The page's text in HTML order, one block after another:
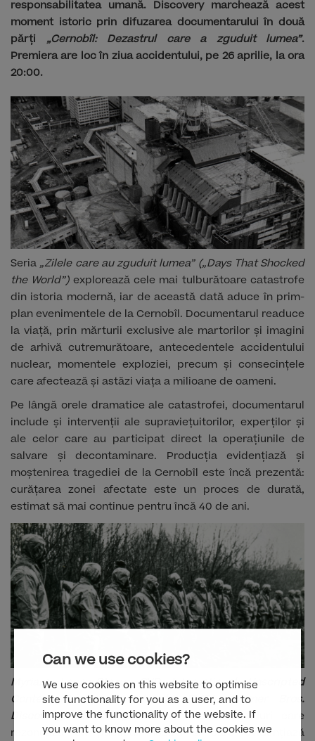
Can we use cookies?
We use cookies on this website to optimise
site functionality for you as a user, and to
improve the functionality of the website. If
you want to know more about the cookies we
responsabilitatea umană. Discovery marchează acest
moment istoric prin difuzarea documentarului în două
părți
„Cernobîl: Dezastrul care a zguduit lumea”.
Premiera are loc în ziua accidentului, pe 26 aprilie, la ora
20:00.
Seria „Zilele care au zguduit lumea” („Days That Shocked
the World”)explorează cele mai tulburătoare catastrofe
din istoria modernă, iar de această dată aduce în prim-
plan evenimentele de la Cernobîl. Documentarul readuce
la viață, prin mărturii exclusive ale martorilor și imagini
de arhivă cutremurătoare, antecedentele accidentului
nuclear, momentele exploziei, precum și consecințele
care afectează și astăzi viața a milioane de oameni.
Pe lângă orele dramatice ale catastrofei, documentarul
include și intervenții ale supraviețuitorilor, experților și
ale celor care au participat direct la operațiunile de
salvare și decontaminare. Producția evidențiază și
moștenirea tragediei de la Cernobîl este încă prezentă:
curățarea zonei afectate este un proces de durată,
estimat să mai continue pentru încă 40 de ani.
Myriam Lopez-Otazu, SVP International Unscripted
Content & Global Networks EMEA, Warner Bros.
Discovery,declară: „Căutăm întotdeauna titluri care
rezonează cu publicul nostru și care evidențiază